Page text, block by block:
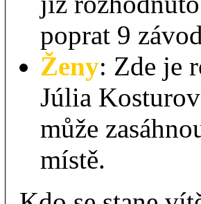
poprat 9
Ženy: Zde je
Júlia
může
místě.